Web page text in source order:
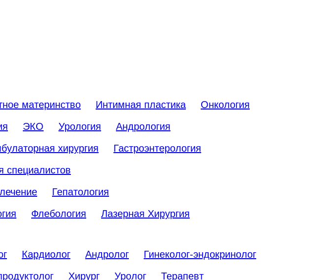
материнство Интимная пластика
Онкология
ЭКО Урология
Андрология
хирургия
Гастроэнтерология
специалистов
Гепатология
Флебология Лазерная Хирургия
Кардиолог Андролог
Гинеколог-эндокринолог
Хирург Уролог Терапевт